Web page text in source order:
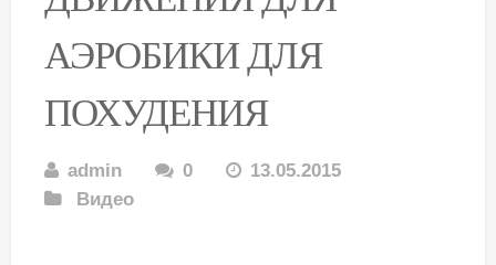
АЭРОБИКИ ДЛЯ
ПОХУДЕНИЯ
admin 0
13.05.2015
Видео